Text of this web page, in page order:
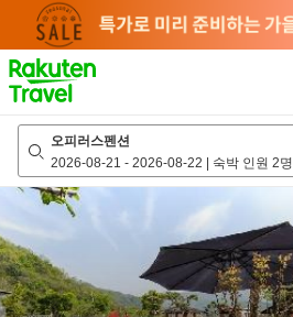
page
오피러스펜션
2026-08-21 - 2026-08-22 | 숙박 인원 2명